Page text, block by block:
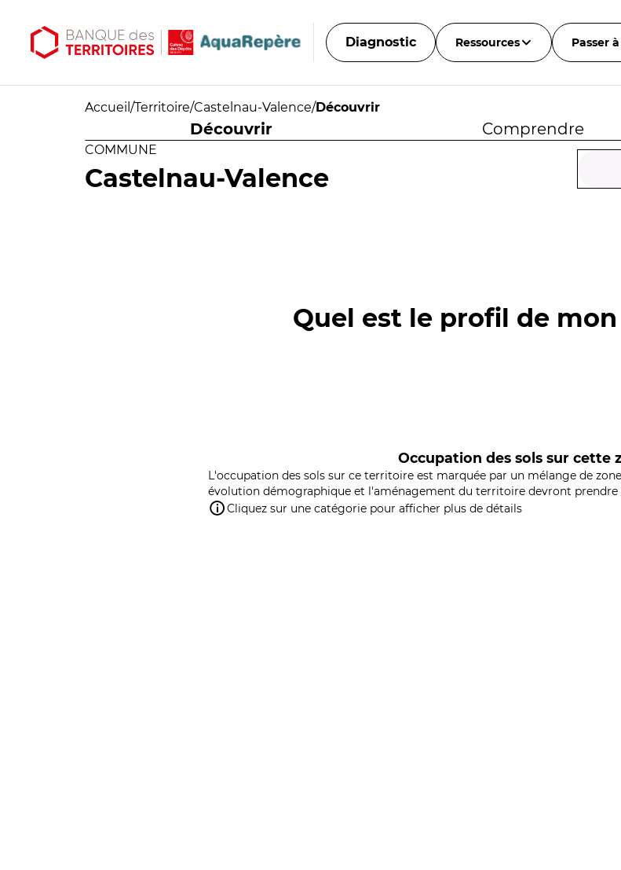
Diagnostic Ressources Passer
Accueil /Territoire/Castelnau-Valence/Découvrir
Découvrir Comprendre
COMMUNE
Castelnau-Valence
Quel est le profil de
Occupation des sols sur cette
L'occupation des sols sur ce territoire est marquée par un mélange de
évolution démographique et l'aménagement du territoire devront prendre
Cliquez sur une catégorie pour afficher plus de détails